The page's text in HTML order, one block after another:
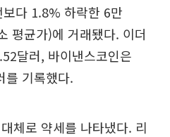
다 1.8% 하락한 6만
평균가)에 거래됐다. 이더
달러, 바이낸스코인은
를 기록했다.
체로 약세를 나타냈다. 리